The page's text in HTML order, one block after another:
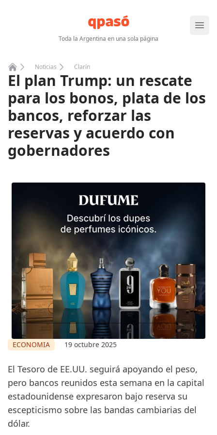
Toda la Argentina en una sola página
Abrir
Home
Noticias Clarín
El plan Trump: un rescate
para los bonos, plata de los
bancos, reforzar las
reservas y acuerdo con
gobernadores
ECONOMIA 19 octubre 2025
El Tesoro de EE.UU. seguirá apoyando el peso,
pero bancos reunidos esta semana en la capital
estadounidense expresaron bajo reserva su
escepticismo sobre las bandas cambiarias del
dólar.